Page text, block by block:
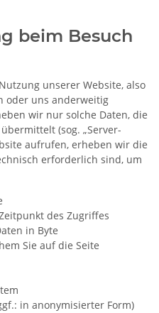
beim Besuch
unserer Website, also
oder uns anderweitig
wir nur solche Daten, die
(sog. „Server-
aufrufen, erheben wir die
erforderlich sind, um
des Zugriffes
in Byte
Sie auf die Seite
in anonymisierter Form)